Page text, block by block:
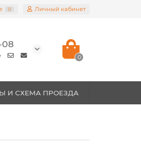
0 Личный кабинет
08
0
И СХЕМА ПРОЕЗДА